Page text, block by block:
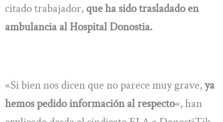
citado trabajador, que ha sido trasladado en
ambulancia al Hospital Donostia.
«Si bien nos dicen que no parece muy grave,ya
hemos pedido información al respecto«, han